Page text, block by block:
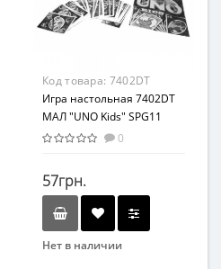
Материал
Код товара: 7402DT
Игра настольная 7402DT
МАЛ "UNO Kids" SPG11
0
57грн.
Нет в наличии